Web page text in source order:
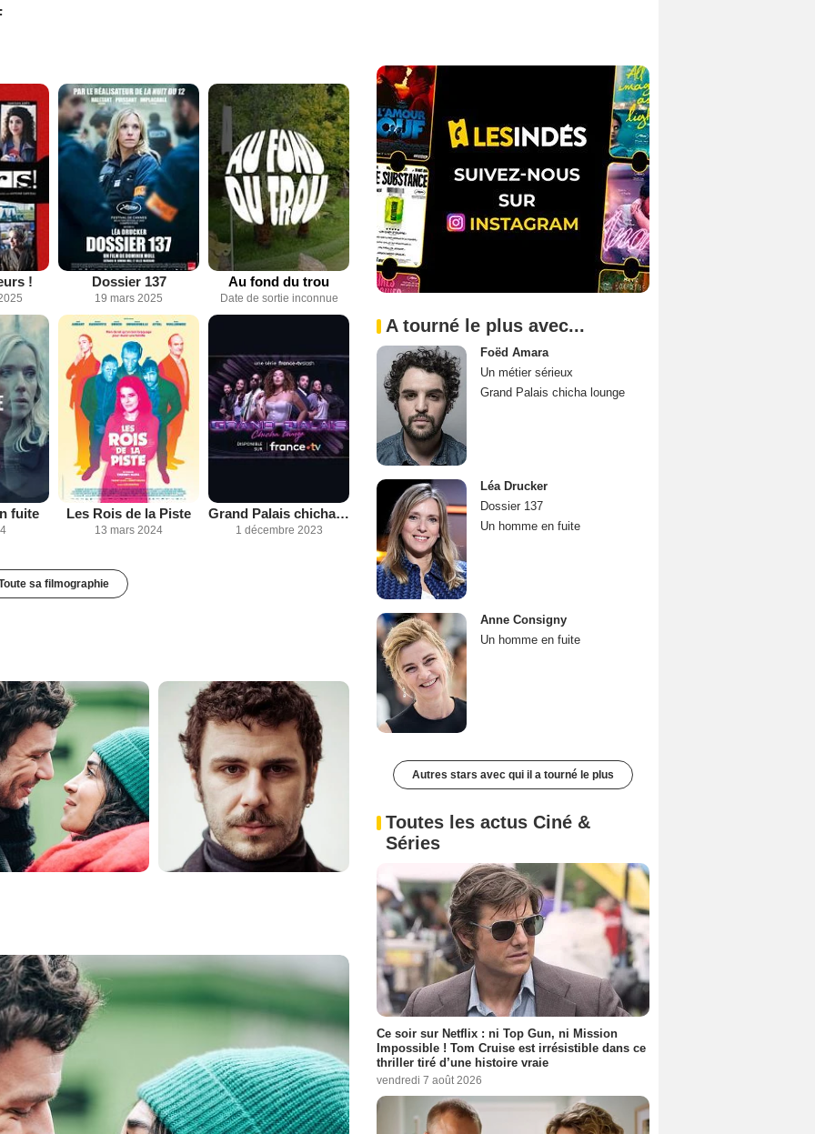
! Dossier 137
19 mars 2025
Au fond du trou
Date de sortie inconnue
fuite Les Rois de la Piste
13 mars 2024
Grand Palais chicha lounge
1 décembre 2023
sa filmographie
A tourné le plus avec...
Foëd Amara
Un métier sérieux
Grand Palais chicha lounge
Léa Drucker
Dossier 137
Un homme en fuite
Anne Consigny
Un homme en fuite
Autres stars avec qui il a tourné le plus
Toutes les actus Ciné &
Séries
Ce soir sur Netflix : ni Top Gun, ni Mission
Impossible ! Tom Cruise est irrésistible dans ce
thriller tiré d’une histoire vraie
vendredi 7 août 2026